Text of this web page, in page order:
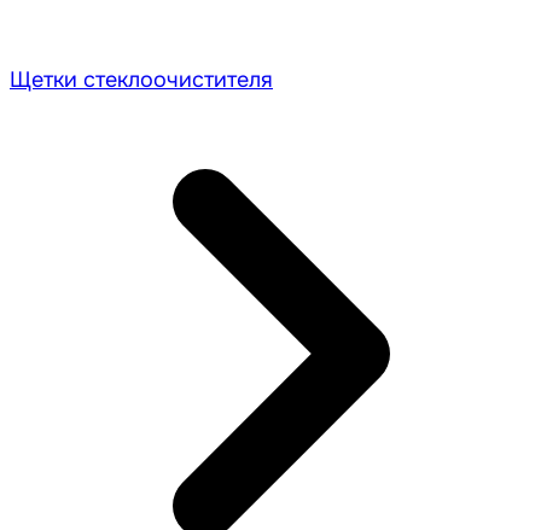
Щетки стеклоочистителя